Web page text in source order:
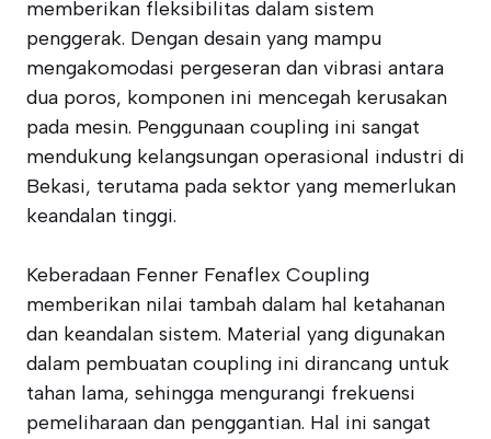
memberikan fleksibilitas dalam sistem
penggerak. Dengan desain yang mampu
mengakomodasi pergeseran dan vibrasi antara
dua poros, komponen ini mencegah kerusakan
pada mesin. Penggunaan coupling ini sangat
mendukung kelangsungan operasional industri di
Bekasi, terutama pada sektor yang memerlukan
keandalan tinggi.
Keberadaan Fenner Fenaflex Coupling
memberikan nilai tambah dalam hal ketahanan
dan keandalan sistem. Material yang digunakan
dalam pembuatan coupling ini dirancang untuk
tahan lama, sehingga mengurangi frekuensi
pemeliharaan dan penggantian. Hal ini sangat